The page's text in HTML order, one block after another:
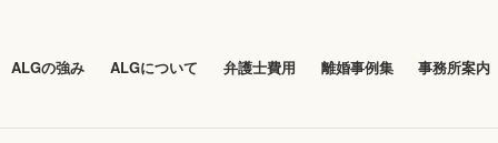
ALGの強み ALGについて 弁護士費用 離婚事例集 事務所案内